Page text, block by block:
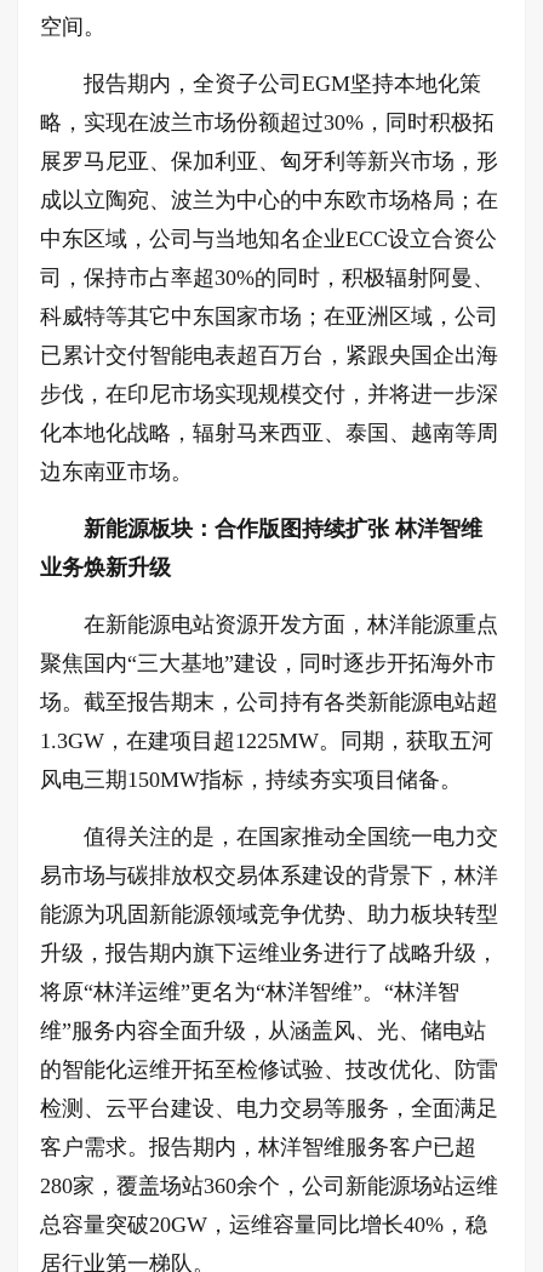
空间。
报告期内，全资子公司EGM坚持本地化策
略，实现在波兰市场份额超过30%，同时积极拓
展罗马尼亚、保加利亚、匈牙利等新兴市场，形
成以立陶宛、波兰为中心的中东欧市场格局；在
中东区域，公司与当地知名企业ECC设立合资公
司，保持市占率超30%的同时，积极辐射阿曼、
科威特等其它中东国家市场；在亚洲区域，公司
已累计交付智能电表超百万台，紧跟央国企出海
步伐，在印尼市场实现规模交付，并将进一步深
化本地化战略，辐射马来西亚、泰国、越南等周
边东南亚市场。
新能源板块：合作版图持续扩张 林洋智维
业务焕新升级
在新能源电站资源开发方面，林洋能源重点
聚焦国内“三大基地”建设，同时逐步开拓海外市
场。截至报告期末，公司持有各类新能源电站超
1.3GW，在建项目超1225MW。同期，获取五河
风电三期150MW指标，持续夯实项目储备。
值得关注的是，在国家推动全国统一电力交
易市场与碳排放权交易体系建设的背景下，林洋
能源为巩固新能源领域竞争优势、助力板块转型
升级，报告期内旗下运维业务进行了战略升级，
将原“林洋运维”更名为“林洋智维”。“林洋智
维”服务内容全面升级，从涵盖风、光、储电站
的智能化运维开拓至检修试验、技改优化、防雷
检测、云平台建设、电力交易等服务，全面满足
客户需求。报告期内，林洋智维服务客户已超
280家，覆盖场站360余个，公司新能源场站运维
总容量突破20GW，运维容量同比增长40%，稳
居行业第一梯队。